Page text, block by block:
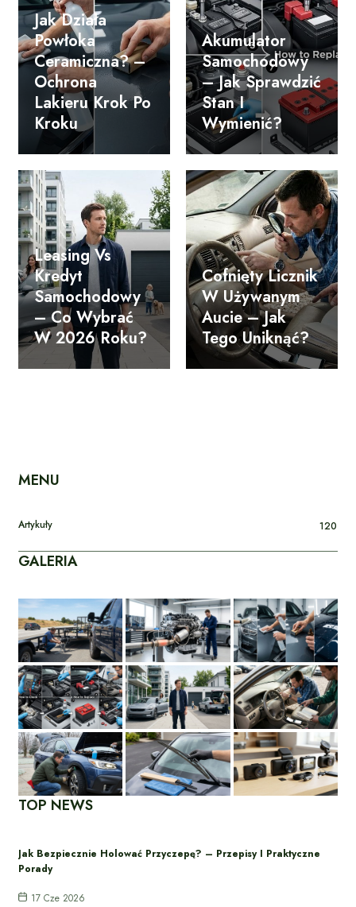
Jak Działa
Powłoka
Ceramiczna? –
Ochrona
Lakieru Krok Po
Kroku
Akumulator
Samochodowy
– Jak Sprawdzić
Stan I
Wymienić?
Leasing Vs
Kredyt
Samochodowy
– Co Wybrać
W 2026 Roku?
Cofnięty Licznik
W Używanym
Aucie – Jak
Tego Uniknąć?
MENU
Artykuły 120
GALERIA
TOP NEWS
Jak Bezpiecznie Holować Przyczepę? – Przepisy I Praktyczne
Porady
17 Cze 2026